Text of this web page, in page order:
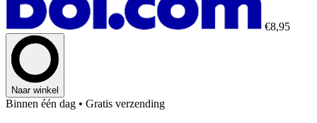
€8,95
Naar winkel
Binnen één dag • Gratis verzending